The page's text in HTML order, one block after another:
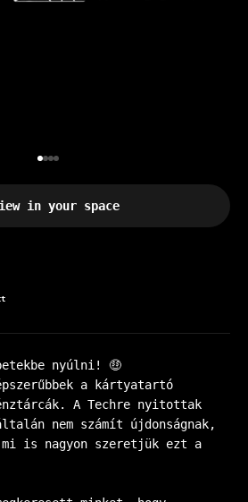
in your space
nyúlni! 🤑
a kártyatartó
A Techre nyitottak
nem számít újdonságnak,
is nagyon szeretjük ezt a